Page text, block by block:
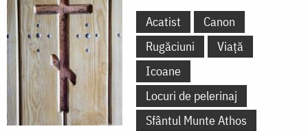
Acatist
Canon
Rugăciuni
Viață
Icoane
Locuri de pelerinaj
Sfântul Munte Athos